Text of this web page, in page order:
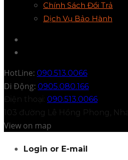
Chính Sách Đổi Trả
Dịch Vụ Bảo Hành
HotLine: 090.513.0066
Di Động: 0905.080.166
Điện thoại: 090.513.0066
103 đường Lê Hồng Phong,
View on map
Login or E-mail